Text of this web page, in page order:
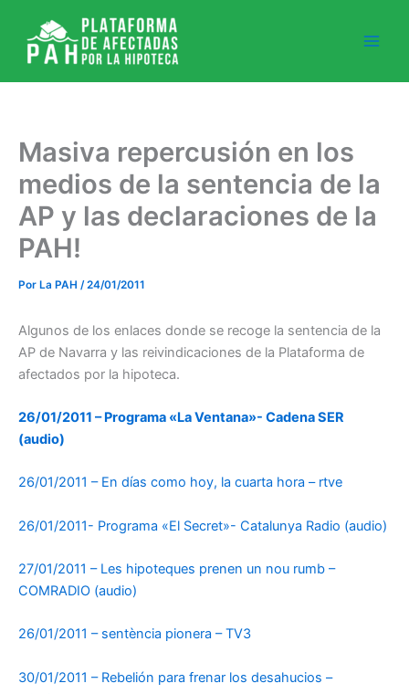
contenido
Masiva repercusión en los
medios de la sentencia de la
AP y las declaraciones de la
PAH!
Por La PAH /24/01/2011
Algunos de los enlaces donde se recoge la sentencia de la
AP de Navarra y las reivindicaciones de la Plataforma de
afectados por la hipoteca.
26/01/2011 – Programa «La Ventana»- Cadena SER
(audio)
26/01/2011 – En días como hoy, la cuarta hora – rtve
26/01/2011- Programa «El Secret»- Catalunya Radio (audio)
27/01/2011 – Les hipoteques prenen un nou rumb –
COMRADIO (audio)
26/01/2011 – sentència pionera – TV3
30/01/2011 – Rebelión para frenar los desahucios –